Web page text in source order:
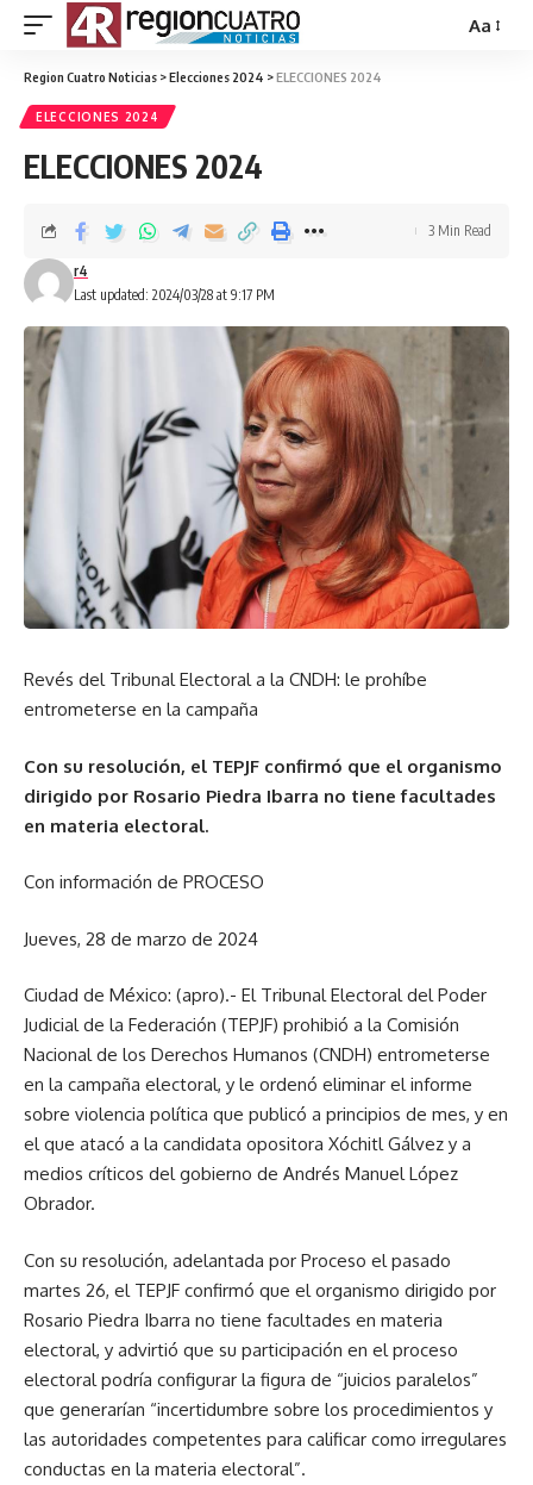
Aa
Region Cuatro Noticias >Elecciones 2024 >ELECCIONES 2024
ELECCIONES 2024
ELECCIONES 2024
Last updated: 2024/03/28 at 9:17 PM
r4
3 Min Read
Revés del Tribunal Electoral a la CNDH: le prohíbe
entrometerse en la campaña
Con su resolución, el TEPJF confirmó que el organismo
dirigido por Rosario Piedra Ibarra no tiene facultades
en materia electoral.
Con información de PROCESO
Jueves, 28 de marzo de 2024
Ciudad de México: (apro).- El Tribunal Electoral del Poder
Judicial de la Federación (TEPJF) prohibió a la Comisión
Nacional de los Derechos Humanos (CNDH) entrometerse
en la campaña electoral, y le ordenó eliminar el informe
sobre violencia política que publicó a principios de mes, y en
el que atacó a la candidata opositora Xóchitl Gálvez y a
medios críticos del gobierno de Andrés Manuel López
Obrador.
Con su resolución, adelantada por Proceso el pasado
martes 26, el TEPJF confirmó que el organismo dirigido por
Rosario Piedra Ibarra no tiene facultades en materia
electoral, y advirtió que su participación en el proceso
electoral podría configurar la figura de “juicios paralelos”
que generarían “incertidumbre sobre los procedimientos y
las autoridades competentes para calificar como irregulares
conductas en la materia electoral”.